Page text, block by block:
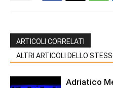
ARTICOLI CORRELATI
ALTRI ARTICOLI DELLO
Adriatico